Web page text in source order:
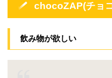
chocoZAP(チョ
飲み物が欲しい